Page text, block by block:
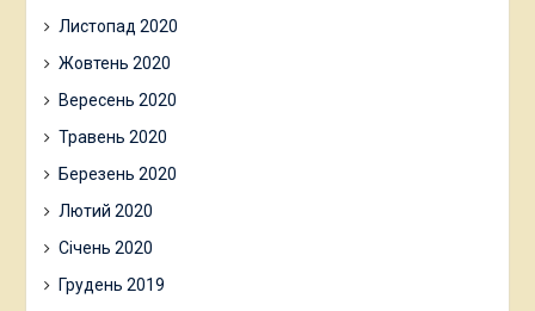
Листопад 2020
Жовтень 2020
Вересень 2020
Травень 2020
Березень 2020
Лютий 2020
Січень 2020
Грудень 2019